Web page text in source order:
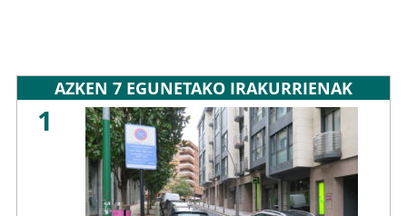
AZKEN 7 EGUNETAKO IRAKURRIENAK
1